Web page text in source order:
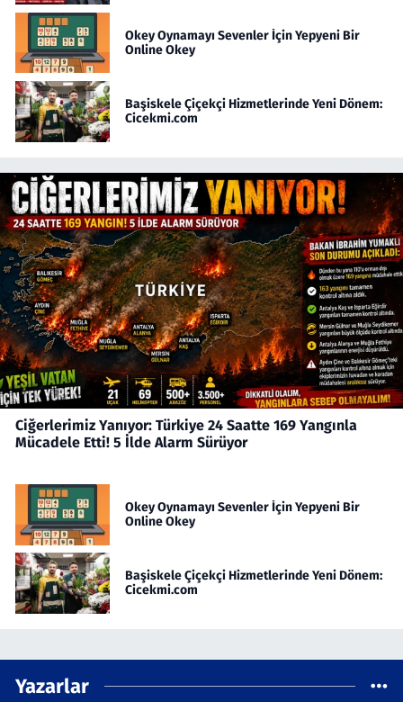
Okey Oynamayı Sevenler İçin Yepyeni Bir
Online Okey
Başiskele Çiçekçi Hizmetlerinde Yeni Dönem:
Cicekmi.com
Ciğerlerimiz Yanıyor: Türkiye 24 Saatte 169 Yangınla
Mücadele Etti! 5 İlde Alarm Sürüyor
Okey Oynamayı Sevenler İçin Yepyeni Bir
Online Okey
Başiskele Çiçekçi Hizmetlerinde Yeni Dönem:
Cicekmi.com
Yazarlar